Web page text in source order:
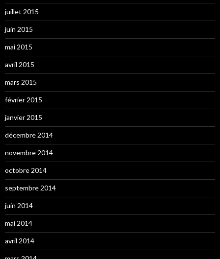
juillet 2015
juin 2015
mai 2015
avril 2015
mars 2015
février 2015
janvier 2015
décembre 2014
novembre 2014
octobre 2014
septembre 2014
juin 2014
mai 2014
avril 2014